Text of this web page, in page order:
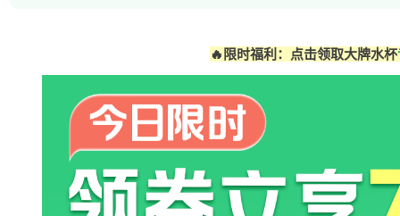
🔥限时福利：点击领取大牌水杯